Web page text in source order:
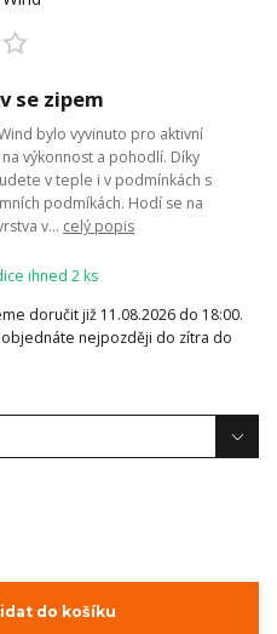
se zipem
bylo vyvinuto pro aktivní
výkonnost a pohodlí. Díky
v teple i v podmínkách s
podmíkách. Hodí se na
v... celý popis
ihned 2 ks
doručit již 11.08.2026 do 18:00.
objednáte nejpozději do zítra do
do košíku